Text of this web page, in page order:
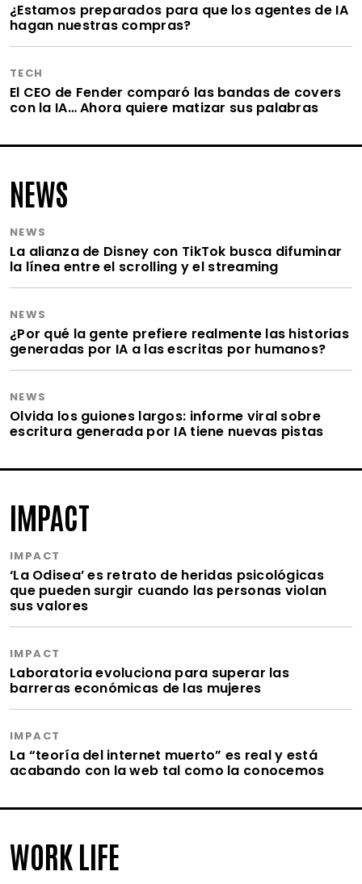
¿Estamos preparados para que los agentes de IA
hagan nuestras compras?
TECH
El CEO de Fender comparó las bandas de covers
con la IA… Ahora quiere matizar sus palabras
NEWS
NEWS
La alianza de Disney con TikTok busca difuminar
la línea entre el scrolling y el streaming
NEWS
¿Por qué la gente prefiere realmente las historias
generadas por IA a las escritas por humanos?
NEWS
Olvida los guiones largos: informe viral sobre
escritura generada por IA tiene nuevas pistas
IMPACT
IMPACT
‘La Odisea’ es retrato de heridas psicológicas
que pueden surgir cuando las personas violan
sus valores
IMPACT
Laboratoria evoluciona para superar las
barreras económicas de las mujeres
IMPACT
La “teoría del internet muerto” es real y está
acabando con la web tal como la conocemos
WORK LIFE